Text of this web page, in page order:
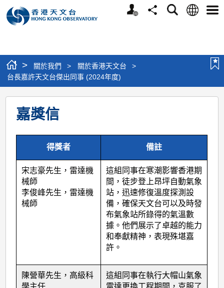
個
分
搜
語
選
> 關於我們 > 關於香港天文台
>
台長嘉許天文台傑出同事 (2024年度)
台
長
嘉
天
(2024
嘉獎信
得獎者 備註
宋志豪先生，雷達機
械師
李俊峰先生，雷達機
械師
這組同事在寒潮影響香港期
間，徒步登上昂坪自動氣象
站，迅速修復溫度探測設
備，確保天文台可以及時發
布氣象站所錄得的氣溫數
據。他們展示了卓越的能力
和奉獻精神，表現殊堪嘉
許。
陳營華先生，高級科
學主任
這組同事在執行大帽山氣象
雷達更換工程期間，克服了